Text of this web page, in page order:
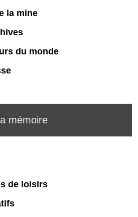
la mine
du monde
mémoire
de loisirs